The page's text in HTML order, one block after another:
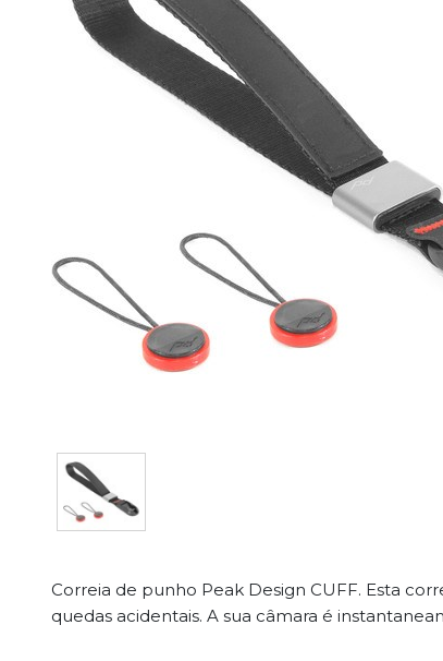
Correia de punho Peak Design CUFF. Esta
quedas acidentais. A sua câmara é